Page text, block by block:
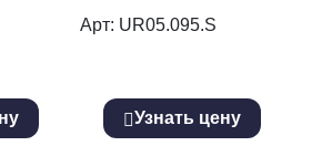
Арт: UR05.095.S
Узнать цену